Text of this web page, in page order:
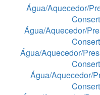
Água/Aquecedor/
Água/Aquecedor/
Água/Aquecedor/
Água/Aquecedor/